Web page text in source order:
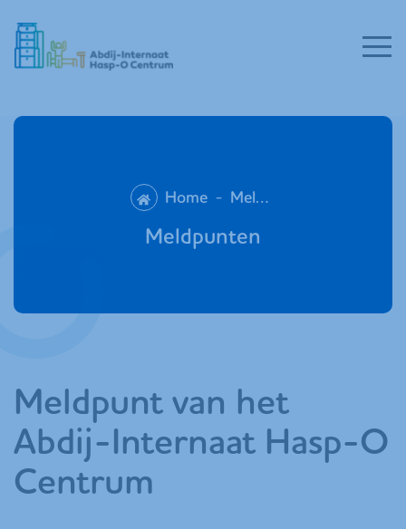
Meldpunten
Home - Meldpunten
Meldpunt van het
Abdij-Internaat Hasp-O
Centrum